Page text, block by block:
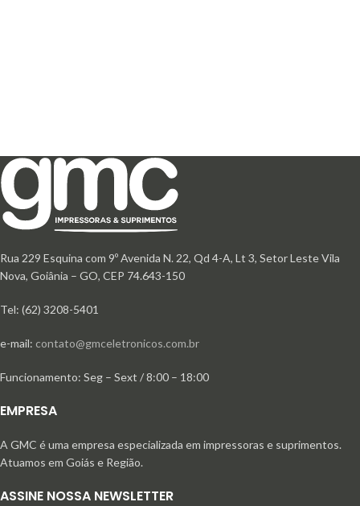
Rua 229 Esquina com 9º Avenida N. 22, Qd 4-A, Lt 3, Setor Leste Vila
Nova, Goiânia – GO, CEP 74.643-150
Tel: (62) 3208-5401
e-mail: contato@gmceletronicos.com.br
Funcionamento: Seg – Sext / 8:00 – 18:00
EMPRESA
A GMC é uma empresa especializada em impressoras e suprimentos.
Atuamos em Goiás e Região.
ASSINE NOSSA NEWSLETTER